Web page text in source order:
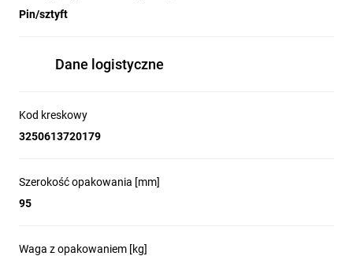
Pin/sztyft
Dane logistyczne
Kod kreskowy
3250613720179
Szerokość opakowania [mm]
95
Waga z opakowaniem [kg]